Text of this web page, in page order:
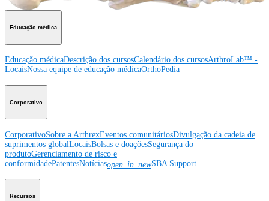
Educação médica
Educação médicaDescrição dos cursosCalendário dos cursosArthroLab™ -
LocaisNossa equipe de educação médicaOrthoPedia
Corporativo
CorporativoSobre a ArthrexEventos comunitáriosDivulgação da cadeia de
suprimentos globalLocaisBolsas e doaçõesSegurança do
produtoGerenciamento de risco e
conformidadePatentesNotíciasopen_in_newSBA Support
Recursos